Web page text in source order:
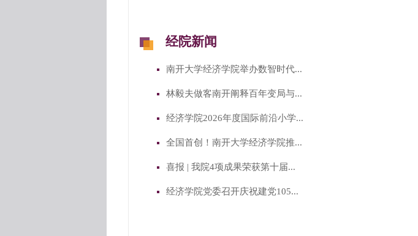
经院新闻
南开大学经济学院举办数智时代...
林毅夫做客南开阐释百年变局与...
经济学院2026年度国际前沿小学...
全国首创！南开大学经济学院推...
喜报 | 我院4项成果荣获第十届...
经济学院党委召开庆祝建党105...